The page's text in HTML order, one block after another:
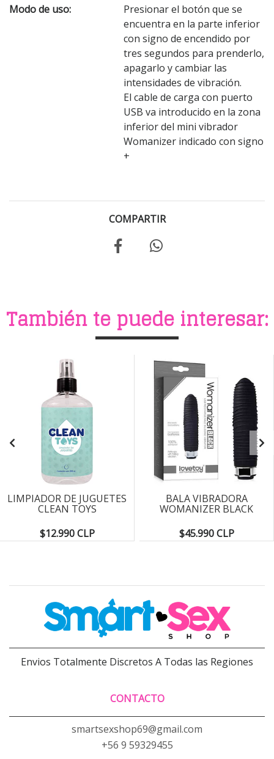
Modo de uso:
Presionar el botón que se
encuentra en la parte inferior
con signo de encendido por
tres segundos para prenderlo,
apagarlo y cambiar las
intensidades de vibración.
El cable de carga con puerto
USB va introducido en la zona
inferior del mini vibrador
Womanizer indicado con signo
+
COMPARTIR
También te puede interesar:
LIMPIADOR DE JUGUETES
CLEAN TOYS
$12.990 CLP
BALA VIBRADORA
WOMANIZER BLACK
$45.990 CLP
Envios Totalmente Discretos A Todas las Regiones
CONTACTO
smartsexshop69@gmail.com
+56 9 59329455